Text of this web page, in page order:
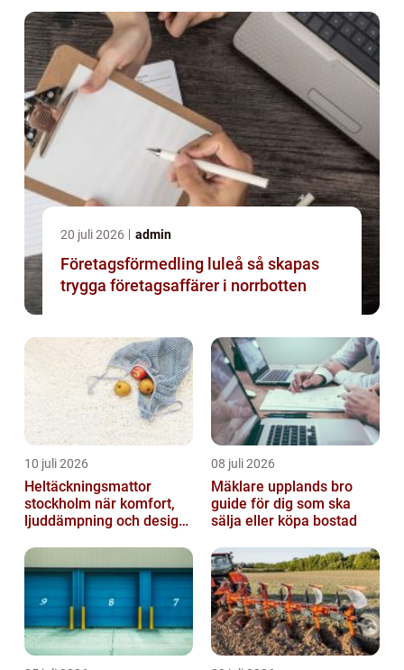
20 juli 2026 admin
Företagsförmedling luleå så skapas
trygga företagsaffärer i norrbotten
10 juli 2026
Heltäckningsmattor
stockholm när komfort,
ljuddämpning och design
08 juli 2026
Mäklare upplands bro
guide för dig som ska
sälja eller köpa bostad